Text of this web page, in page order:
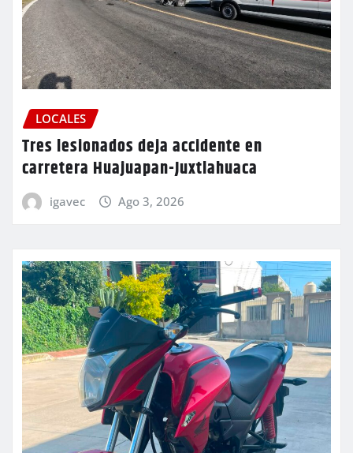
LOCALES
Tres lesionados deja accidente en
carretera Huajuapan-Juxtlahuaca
igavec Ago 3, 2026